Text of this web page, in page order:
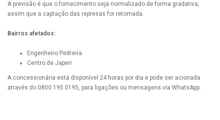
A previsão é que o fornecimento seja normalizado de forma gradativa,
assim que a captação das represas for retomada.
Bairros afetados:
Engenheiro Pedreira
Centro de Japeri
A concessionária está disponível 24 horas por dia e pode ser acionada
através do 0800 195 0195, para ligações ou mensagens via WhatsApp.